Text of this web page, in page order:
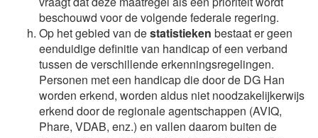
beschouwd voor de volgende federale regering.
Op het gebied van destatistieken bestaat er geen
eenduidige definitie van handicap of een verband
tussen de verschillende erkenningsregelingen.
Personen met een handicap die door de DG Han
worden erkend, worden aldus niet noodzakelijkerwijs
erkend door de regionale agentschappen (AVIQ,
Phare, VDAB, enz.) en vallen daarom buiten de